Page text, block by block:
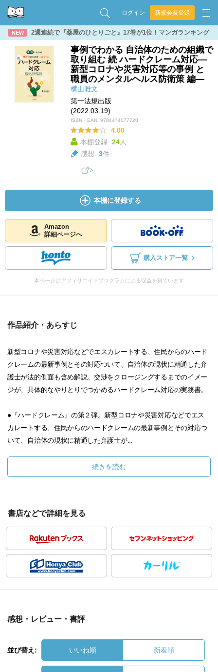
ログイン 新規会員登録
NEW 2週連続で『薬屋のひとりごと』17巻が1位！マンガランキング
事例でわかる 自治体のための組織で
取り組む 続 ハードクレーム対応―
新型コロナや災害対応等の事例 と
職員のメンタルヘルス防衛策 編―
横山雅文
第一法規出版
(2022.03.19)
ISBN・EAN: 9784474077720
4.00
本棚登録: 24人
感想: 3件
本棚に登録する
Amazon
詳細ページへ
購入ストア一覧
本ページはアフィリエイトプログラムによる収益を得ています
作品紹介・あらすじ
新型コロナや災害対応などでエスカレートする、住民からのハード
クレームの最新事例とその対応ついて、自治体の現状に精通した弁
護士が法的側面も含め解説。交渉をクロージングするまでのイメー
ジが、具体的なやりとりでつかめるハードクレーム対応の実務書。
●『ハードクレーム』の第２弾。新型コロナや災害対応などでエス
カレートする、住民からのハードクレームの最新事例とその対応つ
いて、自治体の現状に精通した弁護士が...
続きを読む
書店などで詳細を見る
感想・レビュー・書評
並び替え: いいね順 新着順